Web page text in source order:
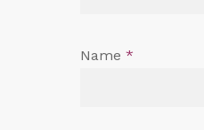
Name *